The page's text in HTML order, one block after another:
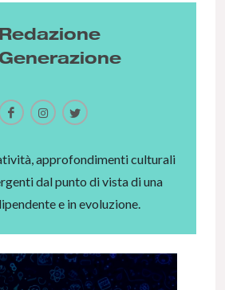
Redazione
approfondimenti culturali
dal punto di vista di una
e in evoluzione.